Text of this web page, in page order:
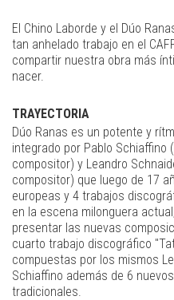
El Chino Laborde y el Dúo
tan anhelado trabajo en el
compartir nuestra obra más
nacer.
TRAYECTORIA
Dúo Ranas es un potente y
integrado por Pablo Schiaffino
compositor) y Leandro
compositor) que luego de 17
europeas y 4 trabajos
en la escena milonguera
presentar las nuevas
cuarto trabajo discográfico
compuestas por los mismos
Schiaffino además de 6
tradicionales.